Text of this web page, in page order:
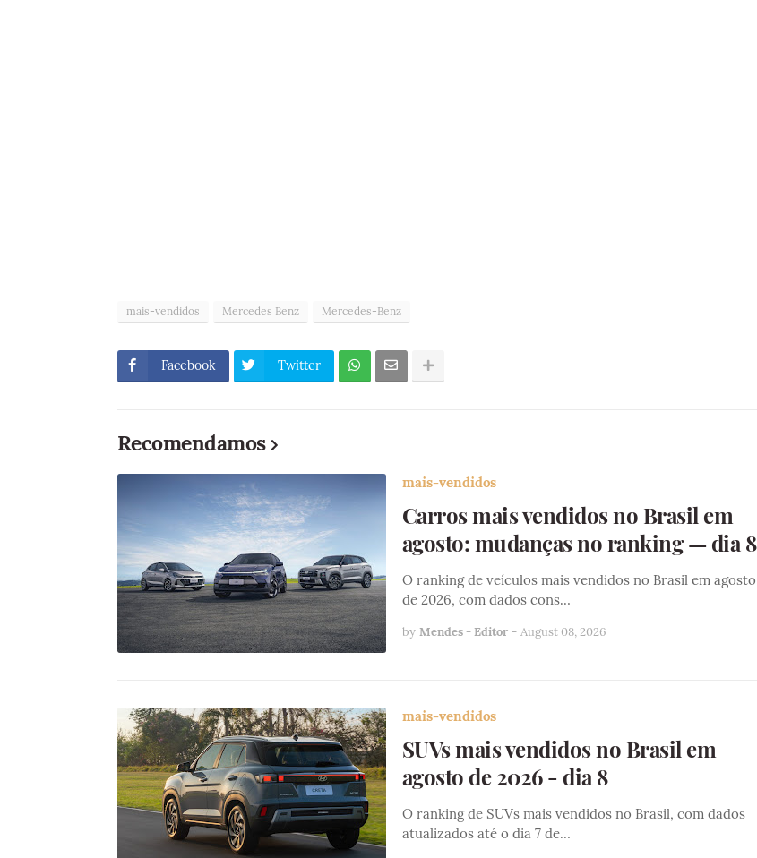
mais-vendidos Mercedes Benz Mercedes-Benz
Facebook Twitter
Recomendamos
mais-vendidos
Carros mais vendidos no Brasil em
agosto: mudanças no ranking — dia 8
O ranking de veículos mais vendidos no Brasil em agosto
de 2026, com dados cons…
by Mendes - Editor - August 08, 2026
mais-vendidos
SUVs mais vendidos no Brasil em
agosto de 2026 - dia 8
O ranking de SUVs mais vendidos no Brasil, com dados
atualizados até o dia 7 de…